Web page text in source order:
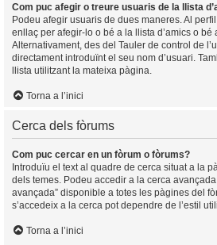
Com puc afegir o treure usuaris de la llista
Podeu afegir usuaris de dues maneres. Al
enllaç per afegir-lo o bé a la llista d’amics o bé
Alternativament, des del Tauler de control de
directament introduïnt el seu nom d’usuari.
llista utilitzant la mateixa pàgina.
Torna a l’inici
Cerca dels fòrums
Com puc cercar en un fòrum o fòrums?
Introduïu el text al quadre de cerca situat a la
dels temes. Podeu accedir a la cerca avançada
avançada” disponible a totes les pàgines del
s’accedeix a la cerca pot dependre de l’estil
Torna a l’inici